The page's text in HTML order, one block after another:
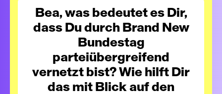
Bea, was bedeutet es Dir,
dass Du durch Brand New
Bundestag
parteiübergreifend
vernetzt bist? Wie hilft Dir
das mit Blick auf den